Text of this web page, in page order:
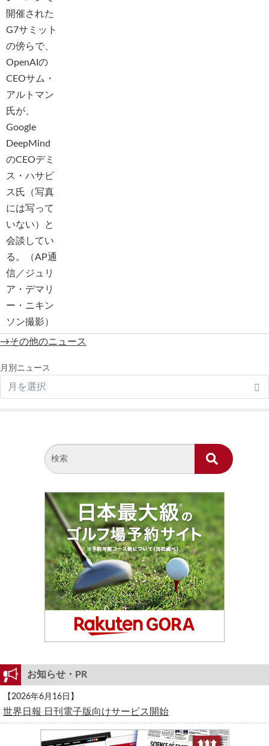
→その他のニュース
月別ニュース
お知らせ・PR
【2026年6月16日】
世界日報 日刊電子版向けサービス開始